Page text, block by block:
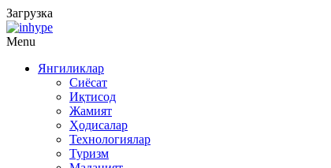
Загрузка
Menu
Янгиликлар
Сиёсат
Иқтисод
Жамият
Ҳодисалар
Технологиялар
Туризм